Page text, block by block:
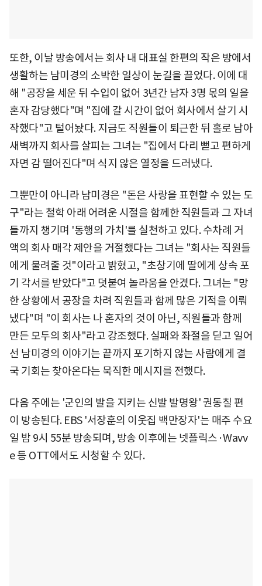
또한, 이날 방송에서는 회사 내 대표실 한편의 작은 방에서
생활하는 남미경의 소박한 일상이 눈길을 끌었다. 이에 대
해 "공장을 세운 뒤 수입이 없어 3년간 남자 3명 몫의 일을
혼자 감당했다"며 "집에 갈 시간이 없어 회사에서 살기 시
작했다"고 털어놨다. 지금도 직원들이 퇴근한 뒤 홀로 남아
새벽까지 회사를 살피는 그녀는 "집에서 다리 뻗고 편하게
자면 감 떨어진다"며 식지 않은 열정을 드러냈다.
그뿐만이 아니라 남미경은 "돈은 사랑을 표현할 수 있는 도
구"라는 철학 아래 어려운 시절을 함께한 직원들과 그 자녀
들까지 챙기며 '동행의 가치'를 실천하고 있다. 수차례 거
액의 회사 매각 제안을 거절했다는 그녀는 "회사는 직원들
에게 물려줄 것"이라고 밝혔고, "초창기에 딸에게 상속 포
기 각서를 받았다"고 덧붙여 놀라움을 안겼다. 그녀는 "망
한 상황에서 공장을 차려 직원들과 함께 많은 기적을 이뤄
냈다"며 "이 회사는 나 혼자의 것이 아닌, 직원들과 함께
만든 모두의 회사"라고 강조했다. 실패와 좌절을 딛고 일어
선 남미경의 이야기는 끝까지 포기하지 않는 사람에게 결
국 기회는 찾아온다는 묵직한 메시지를 전했다.
다음 주에는 '군인의 발을 지키는 신발 발명왕' 권동칠 편
이 방송된다. EBS '서장훈의 이웃집 백만장자'는 매주 수요
일 밤 9시 55분 방송되며, 방송 이후에는 넷플릭스·Wavv
e 등 OTT에서도 시청할 수 있다.